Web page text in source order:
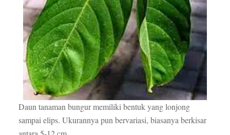
Daun tanaman bungur memiliki bentuk yang lonjong
sampai elips. Ukurannya pun bervariasi, biasanya berkisar